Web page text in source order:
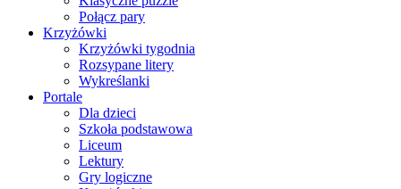
Połącz pary
Krzyżówki
Krzyżówki tygodnia
Rozsypane litery
Wykreślanki
Portale
Dla dzieci
Szkoła podstawowa
Liceum
Lektury
Gry logiczne